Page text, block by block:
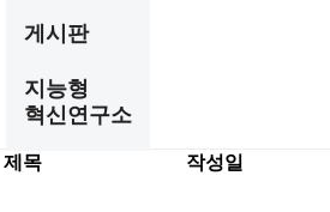
게시판
지능형
혁신연구소
제목 작성일